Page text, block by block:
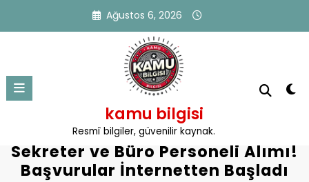
Ağustos 6, 2026
kamu bilgisi
Resmî bilgiler, güvenilir kaynak.
🏥 İŞKUR’dan Hastanelere
Sekreter ve Büro Personeli Alımı!
Başvurular İnternetten Başladı